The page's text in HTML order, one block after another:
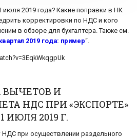
2019 года? Какие поправки в НК
корректировки по НДС и кого
в обзоре для бухгалтера. Также см.
2019 года: пример“.
И
НДС ПРИ «ЭКСПОРТЕ»
ИЮЛЯ 2019 Г.
при осуществлении раздельного